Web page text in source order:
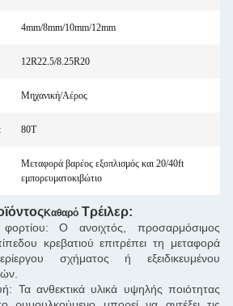
4mm/8mm/10mm/12mm
12R22.5/8.25R20
Μηχανική/Αέρος
80T
Μεταφορά βαρέος εξοπλισμός και 20/40ft
εμπορευματοκιβώτιο
Καθαρό Τρέιλερ:
Ο ανοιχτός, προσαρμόσιμος
κρεβατιού επιτρέπει τη μεταφορά
σχήματος ή εξειδικευμένου
Τα ανθεκτικά υλικά υψηλής ποιότητας